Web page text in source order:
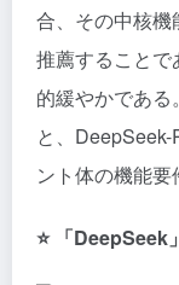
合、その中核
推薦すること
的緩やかであ
と、
ント体の機能要
⭐️ 「DeepSeek